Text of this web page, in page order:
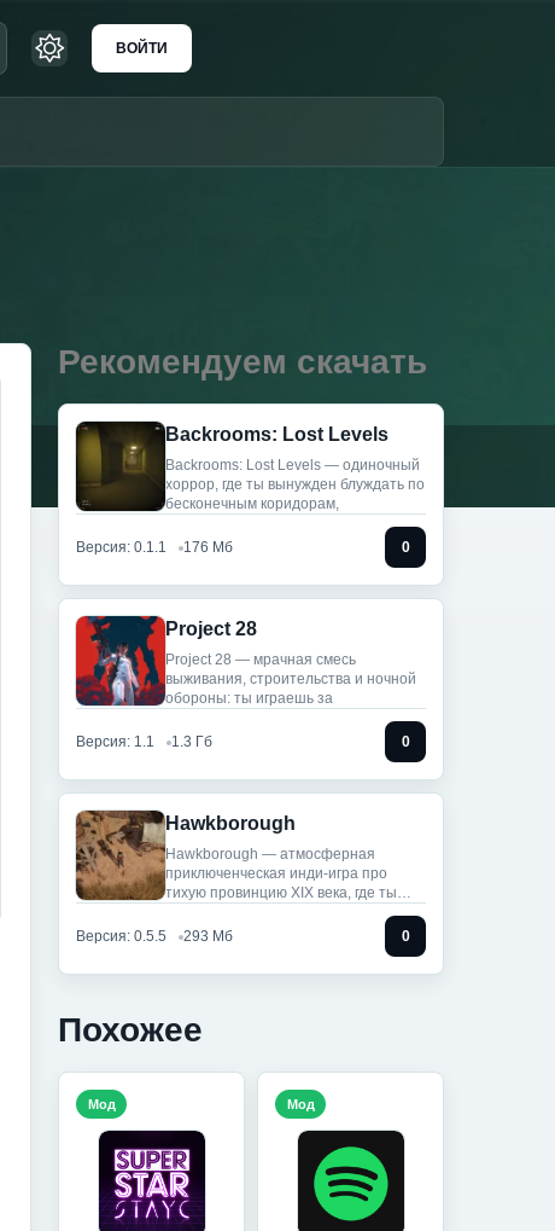
ВОЙТИ
Рекомендуем скачать
Backrooms: Lost Levels
Backrooms: Lost Levels — одиночный
хоррор, где ты вынужден блуждать по
бесконечным коридорам,
Версия: 0.1.1 176 Мб 0
Project 28
Project 28 — мрачная смесь
выживания, строительства и ночной
обороны: ты играешь за
Версия: 1.1 1.3 Гб 0
Hawkborough
Hawkborough — атмосферная
приключенческая инди-игра про
тихую провинцию XIX века, где ты
Версия: 0.5.5
293 Мб 0
Похожее
Мод Мод